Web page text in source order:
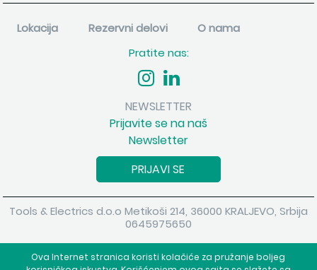
Ova Internet stranica koristi kolačiće za pružanje boljeg
Lokacija Rezervni delovi
O nama
Pratite nas:
NEWSLETTER
Prijavite se na naš
Newsletter
PRIJAVI SE
Tools & Electrics d.o.o Metikoši 214, 36000 KRALJEVO, Srbija
0645975650
Powered byshopen.com